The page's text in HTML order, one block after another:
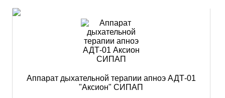
Аппарат дыхательной терапии апноэ АДТ-01
"Аксион" СИПАП